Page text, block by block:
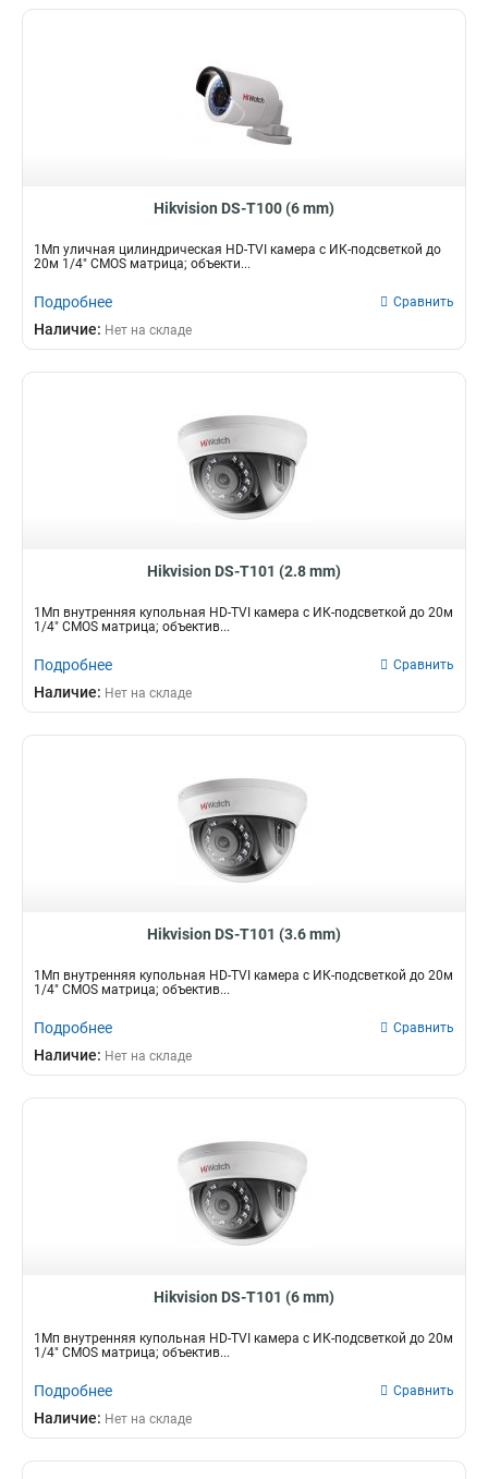
Hikvision DS-T100 (6 mm)
1Мп уличная цилиндрическая HD-TVI камера с ИК-подсветкой до
20м 1/4" CMOS матрица; объекти...
Подробнее Сравнить
Наличие: Нет на складе
Hikvision DS-T101 (2.8 mm)
1Мп внутренняя купольная HD-TVI камера с ИК-подсветкой до 20м
1/4" CMOS матрица; объектив...
Подробнее Сравнить
Наличие: Нет на складе
Hikvision DS-T101 (3.6 mm)
1Мп внутренняя купольная HD-TVI камера с ИК-подсветкой до 20м
1/4" CMOS матрица; объектив...
Подробнее Сравнить
Наличие: Нет на складе
Hikvision DS-T101 (6 mm)
1Мп внутренняя купольная HD-TVI камера с ИК-подсветкой до 20м
1/4" CMOS матрица; объектив...
Подробнее Сравнить
Наличие: Нет на складе